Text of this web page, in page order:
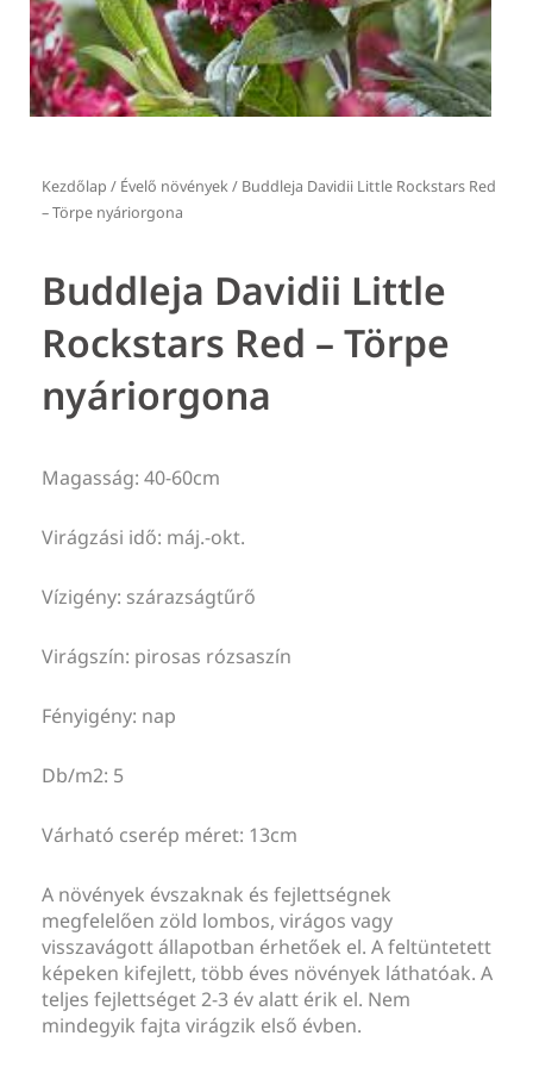
Kezdőlap / Évelő növények/ Buddleja Davidii Little Rockstars Red
– Törpe nyáriorgona
Buddleja Davidii Little
Rockstars Red – Törpe
nyáriorgona
Magasság: 40-60cm
Virágzási idő: máj.-okt.
Vízigény: szárazságtűrő
Virágszín: pirosas rózsaszín
Fényigény: nap
Db/m2: 5
Várható cserép méret: 13cm
A növények évszaknak és fejlettségnek
megfelelően zöld lombos, virágos vagy
visszavágott állapotban érhetőek el. A feltüntetett
képeken kifejlett, több éves növények láthatóak. A
teljes fejlettséget 2-3 év alatt érik el. Nem
mindegyik fajta virágzik első évben.